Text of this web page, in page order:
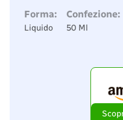
Forma:
Liquido
Confezione:
50 Ml